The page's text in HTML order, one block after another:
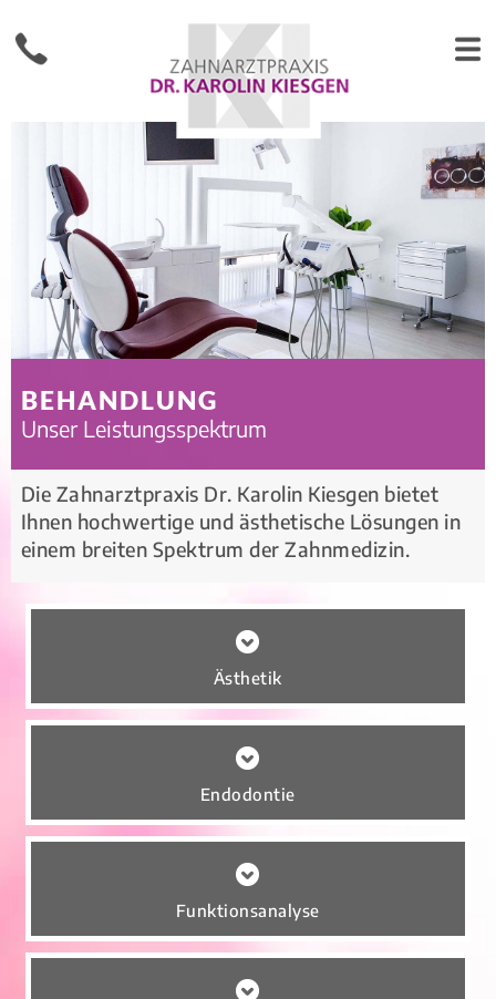
BEHANDLUNG
Unser Leistungsspektrum
Die Zahnarztpraxis Dr. Karolin Kiesgen bietet
Ihnen hochwertige und ästhetische Lösungen in
einem breiten Spektrum der Zahnmedizin.
Ästhetik
Endodontie
Funktionsanalyse